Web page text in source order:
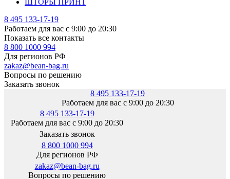
ШТОРЫ ПРИНТ
8 495 133-17-19
Работаем для вас с 9:00 до 20:30
Показать все контакты
8 800 1000 994
Для регионов РФ
zakaz@bean-bag.ru
Вопросы по решению
Заказать звонок
8 495 133-17-19
Работаем для вас с 9:00 до 20:30
8 495 133-17-19
Работаем для вас с 9:00 до 20:30
Заказать звонок
8 800 1000 994
Для регионов РФ
zakaz@bean-bag.ru
Вопросы по решению